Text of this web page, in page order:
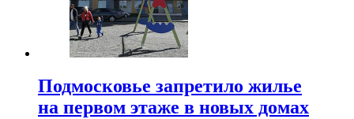
Подмосковье запретило жилье
на первом этаже в новых домах